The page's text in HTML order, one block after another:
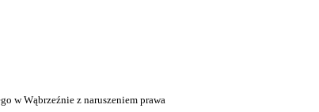
w Wąbrzeźnie z naruszeniem prawa